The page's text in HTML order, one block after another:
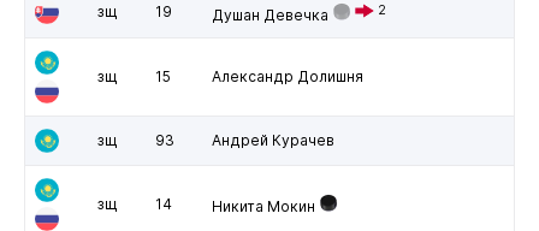
зщ 19 Душан Девечка 2
зщ 15 Александр Долишня
зщ 93 Андрей Курачев
зщ 14 Никита Мокин